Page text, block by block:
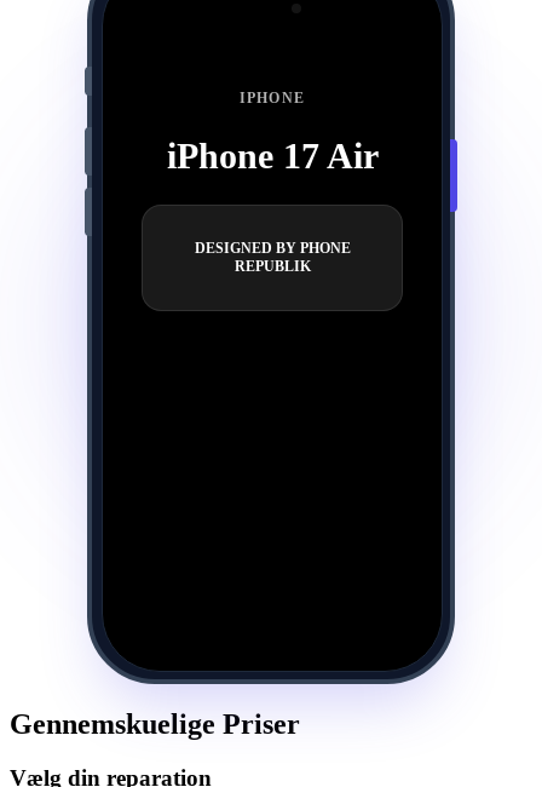
IPHONE
iPhone 17 Air
DESIGNED BY PHONE
REPUBLIK
Gennemskuelige Priser
Vælg din reparation